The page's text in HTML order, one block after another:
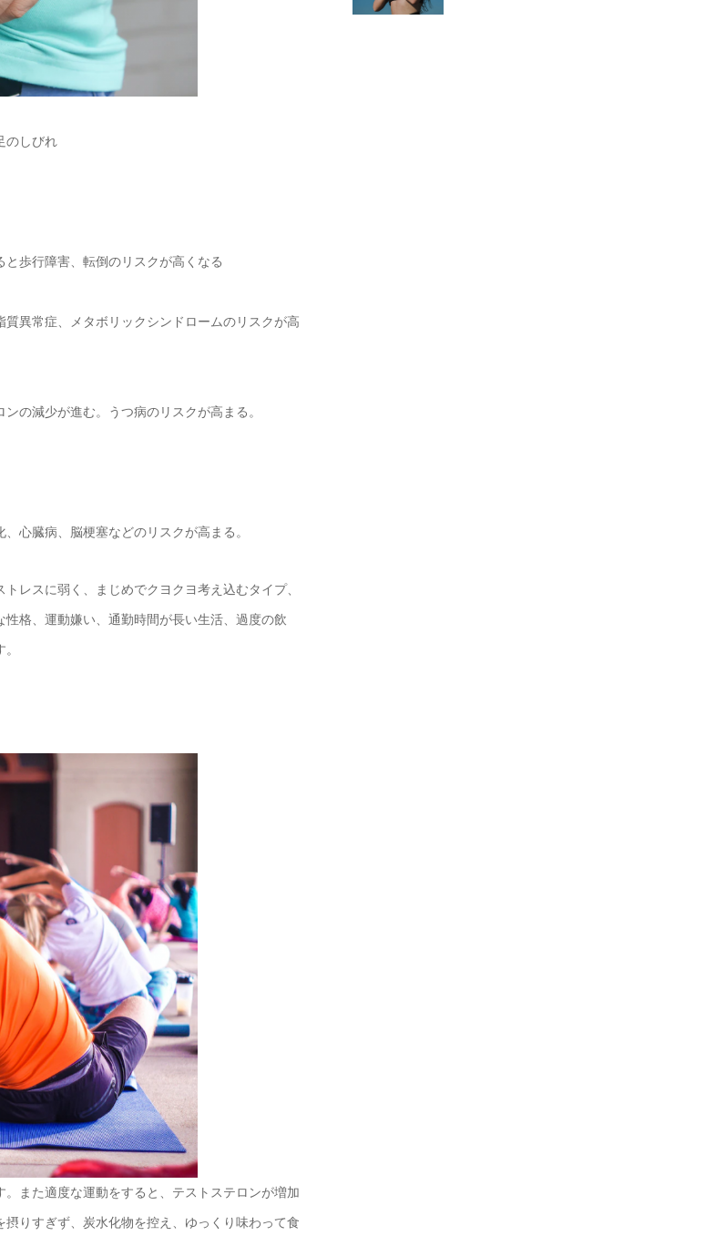
のしびれ
歩行障害、転倒のリスクが高くなる
異常症、メタボリックシンドロームのリスクが高
の減少が進む。うつ病のリスクが高まる。
心臓病、脳梗塞などのリスクが高まる。
レスに弱く、まじめでクヨクヨ考え込むタイプ、
格、運動嫌い、通勤時間が長い生活、過度の飲
また適度な運動をすると、テストステロンが増加
りすぎず、炭水化物を控え、ゆっくり味わって食